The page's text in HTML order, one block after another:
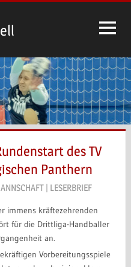
des TV
Panthern
| LESERBRIEF
immens kräftezehrenden
für die Drittliga-Handballer
an.
Vorbereitungsspiele